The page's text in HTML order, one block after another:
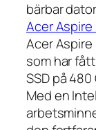
bärbar
Acer Aspire
Acer Aspire
som har
SSD på 480
Med en